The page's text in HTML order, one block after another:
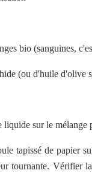
bio (sanguines,
(ou d'huile d'olive
liquide sur le
tapissé de papier
tournante. Vérifier